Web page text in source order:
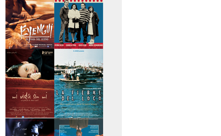
>Eyengui, El Dios
del sueño
>Mi vida sin mi >La fiebre del loco